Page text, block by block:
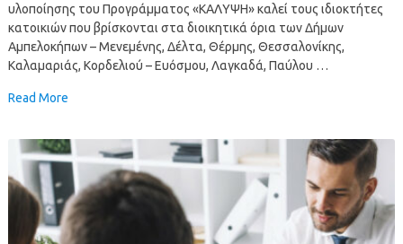
υλοποίησης του Προγράμματος «ΚΑΛΥΨΗ» καλεί τους ιδιοκτήτες
κατοικιών που βρίσκονται στα διοικητικά όρια των Δήμων
Αμπελοκήπων – Μενεμένης, Δέλτα, Θέρμης, Θεσσαλονίκης,
Καλαμαριάς, Κορδελιού – Ευόσμου, Λαγκαδά, Παύλου …
Read More